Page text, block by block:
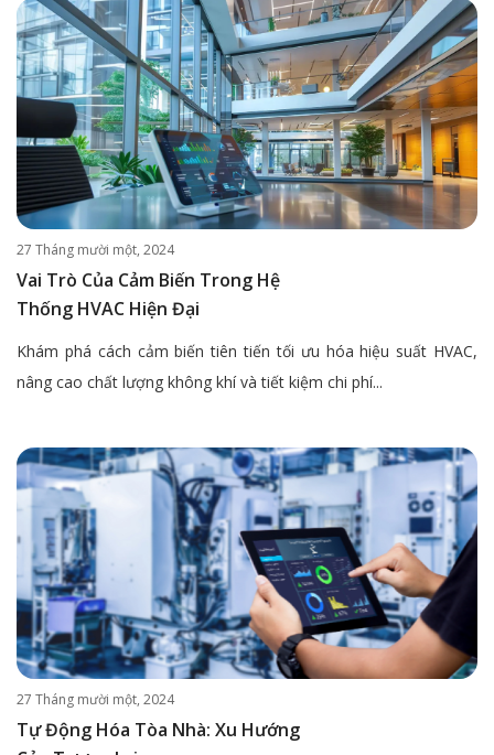
27 Tháng mười một, 2024
Vai Trò Của Cảm Biến Trong Hệ
Thống HVAC Hiện Đại
Khám phá cách cảm biến tiên tiến tối ưu hóa hiệu suất HVAC,
nâng cao chất lượng không khí và tiết kiệm chi phí...
27 Tháng mười một, 2024
Tự Động Hóa Tòa Nhà: Xu Hướng